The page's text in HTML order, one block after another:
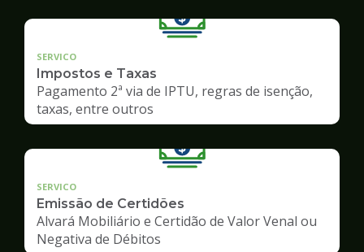
SERVICO
Impostos e Taxas
Pagamento 2ª via de IPTU, regras de isenção,
taxas, entre outros
SERVICO
Emissão de Certidões
Alvará Mobiliário e Certidão de Valor Venal ou
Negativa de Débitos